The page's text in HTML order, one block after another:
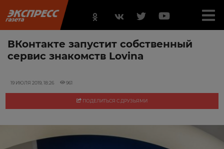
ВКонтакте запустит собственный
сервис знакомств Lovina
19 ИЮЛЯ 2019, 18:26 961
ПОДЕЛИТЬСЯ С ДРУЗЬЯМИ